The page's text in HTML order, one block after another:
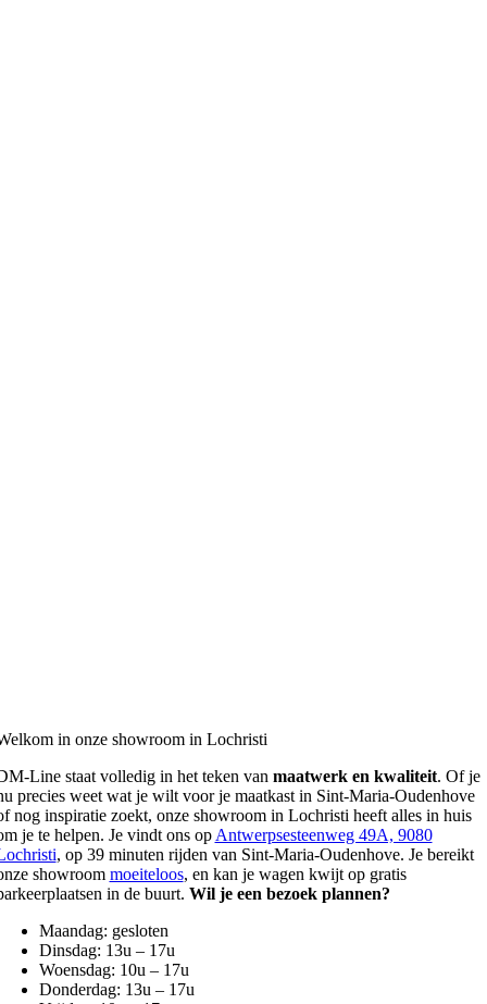
in onze showroom in Lochristi
Line staat volledig in het teken van maatwerk en kwaliteit. Of je
precies weet wat je wilt voor je maatkast in Sint-Maria-Oudenhove
nog inspiratie zoekt, onze showroom in Lochristi heeft alles in huis
je te helpen. Je vindt ons op Antwerpsesteenweg 49A, 9080
, op 39 minuten rijden van Sint-Maria-Oudenhove. Je bereikt
showroom moeiteloos, en kan je wagen kwijt op gratis
in de buurt. Wil je een bezoek plannen?
Maandag: gesloten
Dinsdag: 13u – 17u
Woensdag: 10u – 17u
Donderdag: 13u – 17u